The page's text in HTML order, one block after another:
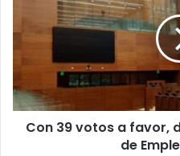
aprueban
Ley
de
Empleo
Con 39 votos a favor,
de